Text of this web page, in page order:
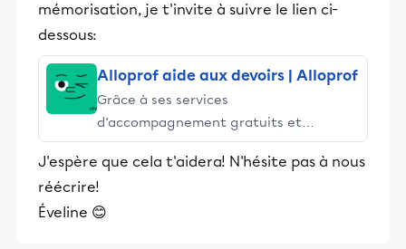
mémorisation, je t'invite à suivre le lien ci-
dessous:
Alloprof aide aux devoirs | Alloprof
Grâce à ses services
d’accompagnement gratuits et
stimulants, Alloprof engage les élèves
et leurs parents dans la réussite
éducative.
J'espère que cela t'aidera! N'hésite pas à nous
réécrire!
Éveline 😊